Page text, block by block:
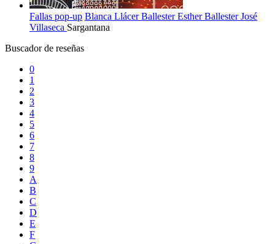
Fallas pop-up Blanca Llácer BallesterEsther BallesterJosé
Villaseca Sargantana
Buscador de reseñas
0
1
2
3
4
5
6
7
8
9
A
B
C
D
E
F